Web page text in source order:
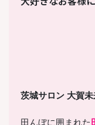
茨城サロン 大賀
田んぼに囲まれた